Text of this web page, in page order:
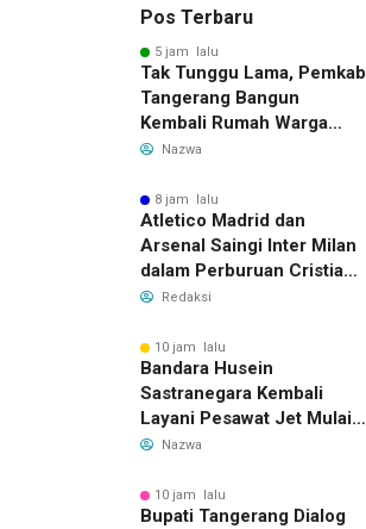
Pos Terbaru
5 jam lalu
Tak Tunggu Lama, Pemkab
Tangerang Bangun
Kembali Rumah Warga
yang Roboh Akibat Puting
Nazwa
8 jam lalu
Atletico Madrid dan
Arsenal Saingi Inter Milan
dalam Perburuan Cristian
Romero, Transfer Bek
Redaksi
10 jam lalu
Bandara Husein
Sastranegara Kembali
Layani Pesawat Jet Mulai
14 Agustus 2026, Garuda
Bandung-Denpasar
Nazwa
10 jam lalu
Bupati Tangerang Dialog